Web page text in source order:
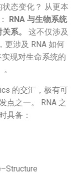
态变化？ 从更本
RNA 与生物系统
系。
这不仅涉及
更涉及 RNA 如何
现对生命系统的
的交汇，极有可
点之一。 RNA 之
具备：